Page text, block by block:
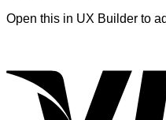
Open this in UX Builder to